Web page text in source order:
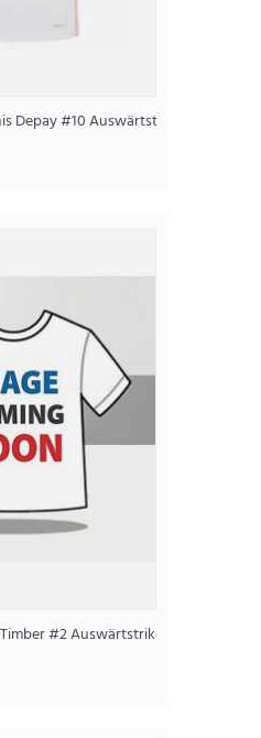
Depay #10 Auswärtstrikot WM 2026
#2 Auswärtstrikot WM 2026